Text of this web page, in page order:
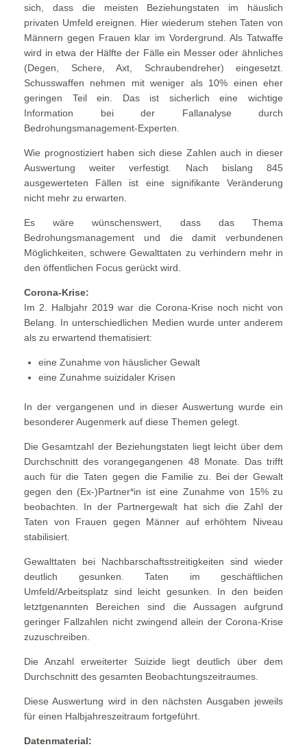
sich, dass die meisten Beziehungstaten im häuslich
privaten Umfeld ereignen. Hier wiederum stehen Taten von
Männern gegen Frauen klar im Vordergrund. Als Tatwaffe
wird in etwa der Hälfte der Fälle ein Messer oder ähnliches
(Degen, Schere, Axt, Schraubendreher) eingesetzt.
Schusswaffen nehmen mit weniger als 10% einen eher
geringen Teil ein. Das ist sicherlich eine wichtige
Information bei der Fallanalyse durch
Bedrohungsmanagement-Experten.
Wie prognostiziert haben sich diese Zahlen auch in dieser
Auswertung weiter verfestigt. Nach bislang 845
ausgewerteten Fällen ist eine signifikante Veränderung
nicht mehr zu erwarten.
Es wäre wünschenswert, dass das Thema
Bedrohungsmanagement und die damit verbundenen
Möglichkeiten, schwere Gewalttaten zu verhindern mehr in
den öffentlichen Focus gerückt wird.
Corona-Krise:
Im 2. Halbjahr 2019 war die Corona-Krise noch nicht von
Belang. In unterschiedlichen Medien wurde unter anderem
als zu erwartend thematisiert:
eine Zunahme von häuslicher Gewalt
eine Zunahme suizidaler Krisen
In der vergangenen und in dieser Auswertung wurde ein
besonderer Augenmerk auf diese Themen gelegt.
Die Gesamtzahl der Beziehungstaten liegt leicht über dem
Durchschnitt des vorangegangenen 48 Monate. Das trifft
auch für die Taten gegen die Familie zu. Bei der Gewalt
gegen den (Ex-)Partner*in ist eine Zunahme von 15% zu
beobachten. In der Partnergewalt hat sich die Zahl der
Taten von Frauen gegen Männer auf erhöhtem Niveau
stabilisiert.
Gewalttaten bei Nachbarschaftsstreitigkeiten sind wieder
deutlich gesunken. Taten im geschäftlichen
Umfeld/Arbeitsplatz sind leicht gesunken. In den beiden
letztgenannten Bereichen sind die Aussagen aufgrund
geringer Fallzahlen nicht zwingend allein der Corona-Krise
zuzuschreiben.
Die Anzahl erweiterter Suizide liegt deutlich über dem
Durchschnitt des gesamten Beobachtungszeitraumes.
Diese Auswertung wird in den nächsten Ausgaben jeweils
für einen Halbjahreszeitraum fortgeführt.
Datenmaterial: